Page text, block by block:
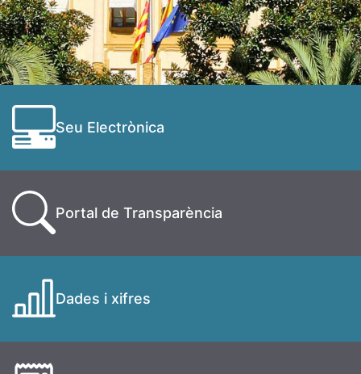
Seu Electrònica
Portal de Transparència
Dades i xifres